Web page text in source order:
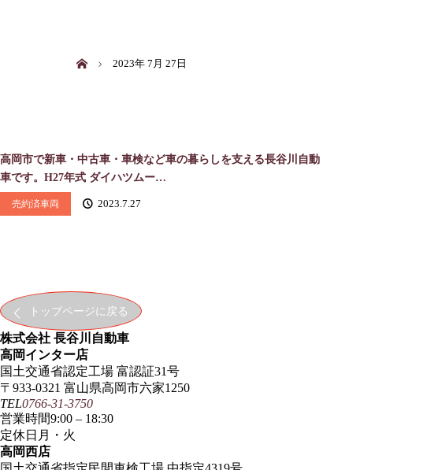
2023年 7月 27日
高岡市で新車・中古車・車検など車の暮らしを支える長谷川自動
車です。H27年式 ダイハツムー…
売約済車両 2023.7.27
トップページに戻る
株式会社 長谷川自動車
高岡インター店
国土交通省認定工場 富認証31号
〒933-0321 富山県高岡市六家1250
TEL0766-31-3750
営業時間9:00 – 18:30
定休日 月・火
高岡西店